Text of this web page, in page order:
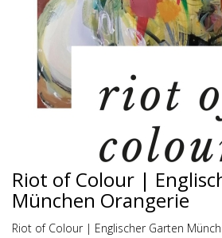
Riot of Colour |
München Orangerie
Riot of Colour | Englischer Garten